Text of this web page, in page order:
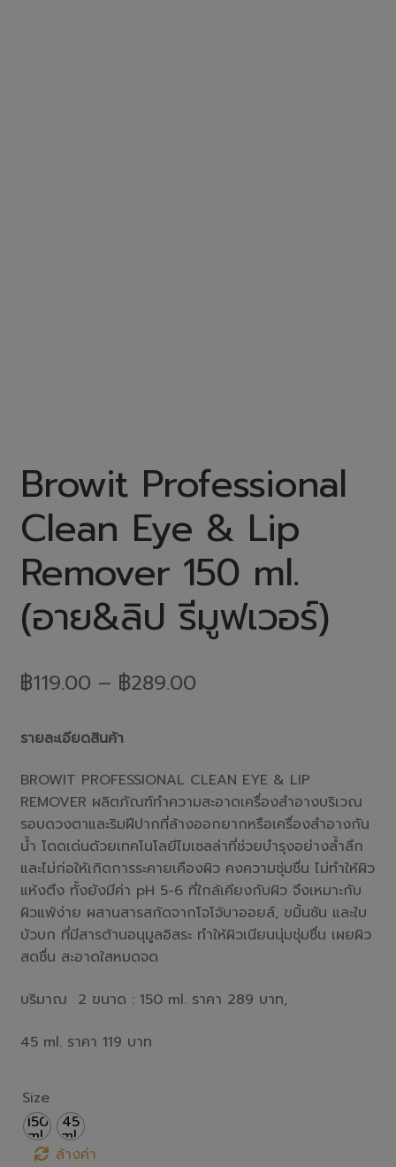
Browit Professional
Clean Eye & Lip
Remover 150 ml.
(อาย&ลิป รีมูฟเวอร์)
฿119.00 – ฿289.00
รายละเอียดสินค้า
BROWIT PROFESSIONAL CLEAN EYE & LIP
REMOVER ผลิตภัณฑ์ทำความสะอาดเครื่องสำอางบริเวณ
รอบดวงตาและริมฝีปากที่ล้างออกยากหรือเครื่องสำอางกัน
น้ำ โดดเด่นด้วยเทคโนโลยีไมเซลล่าที่ช่วยบำรุงอย่างล้ำลึก
และไม่ก่อให้เกิดการระคายเคืองผิว คงความชุ่มชื่น ไม่ทำให้ผิว
แห้งตึง ทั้งยังมีค่า pH 5-6 ที่ใกล้เคียงกับผิว จึงเหมาะกับ
ผิวแพ้ง่าย ผสานสารสกัดจากโจโจ้บาออยล์, ขมิ้นชัน และใบ
บัวบก ที่มีสารต้านอนุมูลอิสระ ทำให้ผิวเนียนนุ่มชุ่มชื่น เผยผิว
สดชื่น สะอาดใสหมดจด
บริมาณ 2 ขนาด : 150 ml. ราคา 289 บาท,
45 ml. ราคา 119 บาท
Size
150
ml.
45
ml.
ล้างค่า